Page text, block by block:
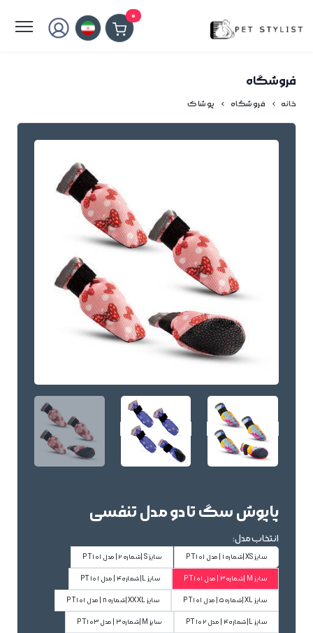
0
فروشگاه
خانه فروشگاه پوشاک
پاپوش سگ تادو مدل تنفسی
انتخاب مدل:
سایز XS|شماره1 | مدل PT101 سایز S |شماره 2| مدل PT101
سایز M |شماره3 | مدل PT101 سایز L|شماره4 | مدل PT101
سایز XL|شماره5 | مدل PT101 سایز XXXL|شماره8 | مدل PT101
سایز L|شماره4 | مدل PT102 سایز M|شماره3 | مدل PT103